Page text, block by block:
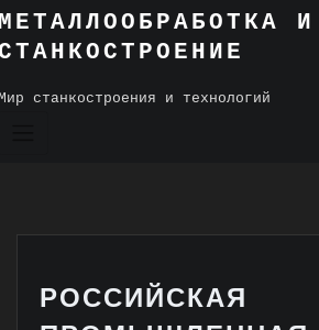
Skip
content
И
станкостроения и технологий
РОССИЙСКАЯ